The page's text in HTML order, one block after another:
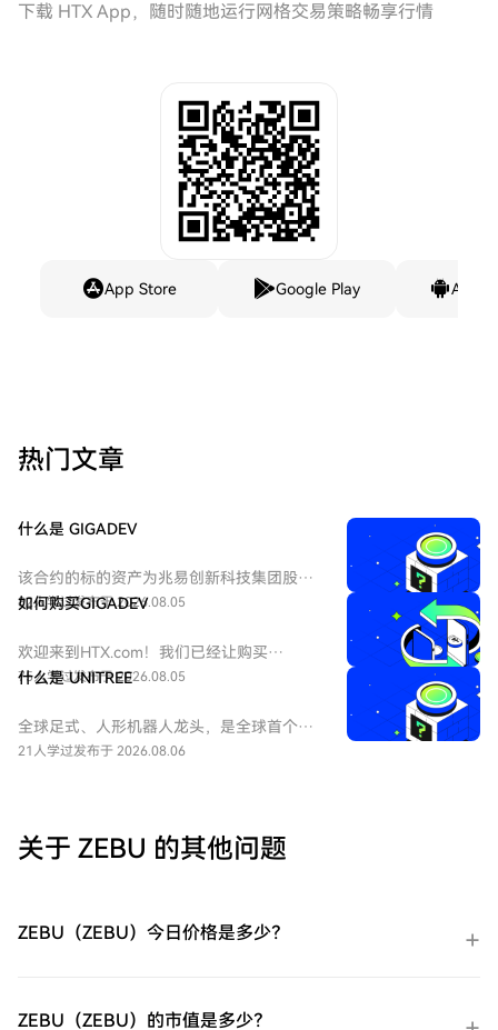
下载 HTX App，随时随地运行网格交易策略畅享行情
App Store Google Play
热门文章
什么是 GIGADEV
该合约的标的资产为兆易创新科技集团股份
有限公司 - H股（HKEX：3986）。兆易创新
电路的设计和研发的中国公司。
82人学过发布于 2026.08.05
如何购买GIGADEV
欢迎来到HTX.com！我们已经让购买
GIGADEC（GIGADEV）变得简单而便捷。跟
之旅。第一步：创建您的HTX账户使用您的
电子邮件、手机号码注册一个免费账户在
GIGADEC（GIGADEV）。余额购买：使用您
在HTX平台上直接与其他用户交易。HTX场
的GIGADEC（GIGADEV）购买完您的
75人学过发布于 2026.08.05
什么是 UNITREE
全球足式、人形机器人龙头，是全球首个大
规模商业化零售高性能四足机器人的企业。
21人学过发布于 2026.08.06
关于 ZEBU 的其他问题
ZEBU（ZEBU）今日价格是多少？
ZEBU（ZEBU）的市值是多少？